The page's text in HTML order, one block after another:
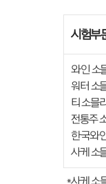
시험부
와인 소
워터 소
티 소믈
전통주
한국와
사케 소
*사케 소